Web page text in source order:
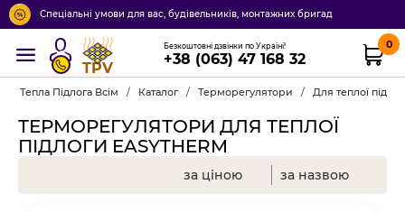
Спеціальні умови для вас, будівельників, монтажних бригад
TPV
Безкоштовні дзвінки по Україні!
+38 (063) 47 168 32
0
Тепла Підлога Всім / Каталог / Терморегулятори / Для теплої
ТЕРМОРЕГУЛЯТОРИ ДЛЯ ТЕПЛОЇ
ПІДЛОГИ EASYTHERM
за ціною за назвою